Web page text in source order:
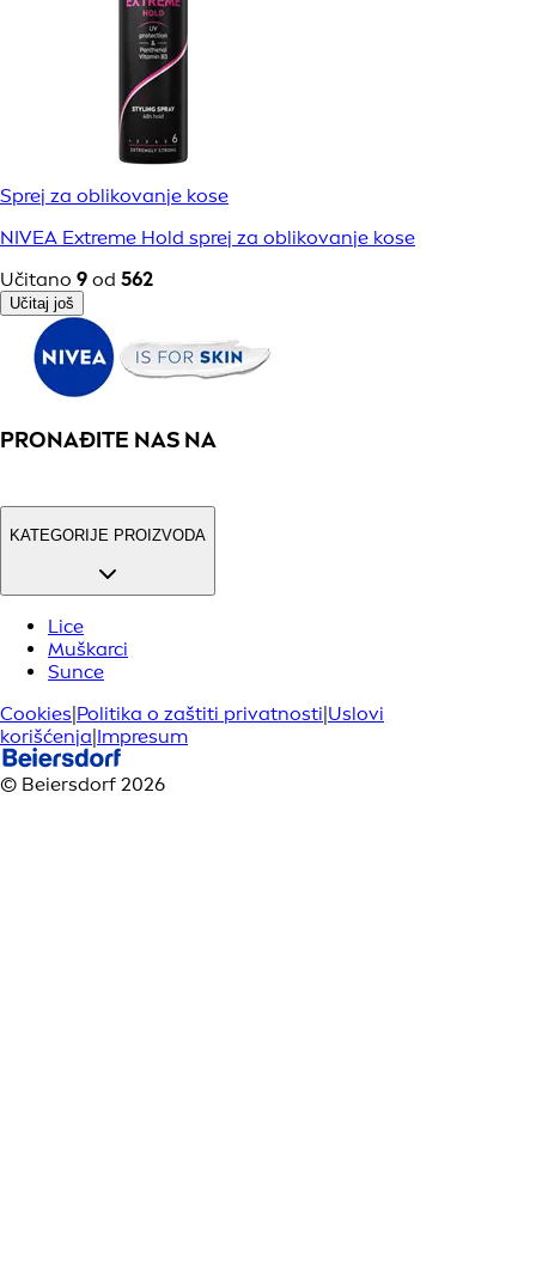
Sprej za oblikovanje kose
NIVEA Extreme Hold sprej za oblikovanje kose
Učitano 9 od 562
Učitaj još
PRONAĐITE NAS NA
KATEGORIJE PROIZVODA
Lice
Muškarci
Sunce
Cookies|Politika o zaštiti privatnosti|Uslovi
korišćenja|Impresum
© Beiersdorf 2026